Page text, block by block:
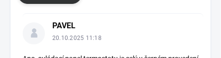
PAVEL
20.10.2025 11:18